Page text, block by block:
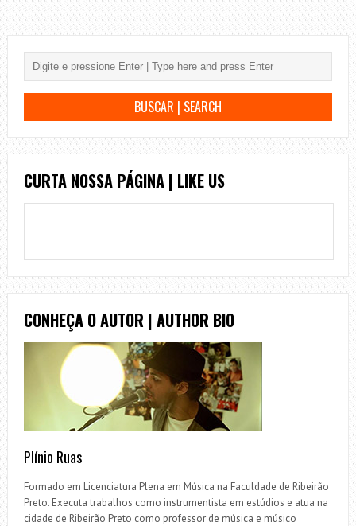
CURTA NOSSA PÁGINA | LIKE US
CONHEÇA O AUTOR | AUTHOR BIO
Plínio Ruas
Formado em Licenciatura Plena em Música na Faculdade de Ribeirão
Preto. Executa trabalhos como instrumentista em estúdios e atua na
cidade de Ribeirão Preto como professor de música e músico